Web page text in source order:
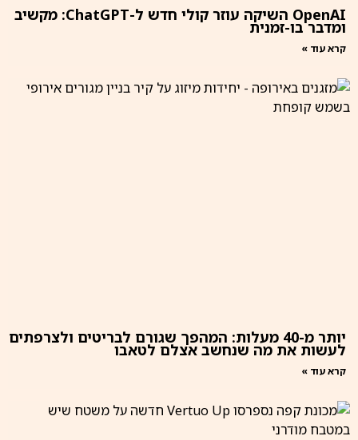
OpenAI השיקה עוזר קולי חדש ל-ChatGPT: מקשיב
ומדבר בו-זמנית
קרא עוד »
יותר מ-40 מעלות: המהפך שגורם לבריטים ולצרפתים
לעשות את מה שנחשב אצלם לטאבו
קרא עוד »